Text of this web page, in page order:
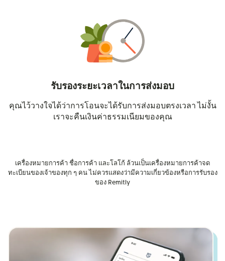
รับรองระยะเวลาในการส่งมอบ
คุณไว้วางใจได้ว่าการโอนจะได้รับการส่งมอบตรงเวลา ไม่งั้น
เราจะคืนเงินค่าธรรมเนียมของคุณ
เครื่องหมายการค้า ชื่อการค้า และโลโก้ ล้วนเป็นเครื่องหมายการค้าจด
ทะเบียนของเจ้าของทุก ๆ คน ไม่ควรแสดงว่ามีความเกี่ยวข้องหรือการรับรอง
ของ Remitly